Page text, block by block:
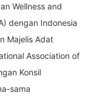
Wellness and
dengan Indonesia
Majelis Adat
Association of
Konsil
sama